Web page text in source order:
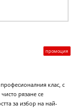
промоция
клас, с
рязане се
за избор на най-